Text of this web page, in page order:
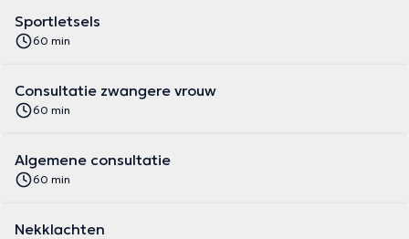
Sportletsels
60 min
Consultatie zwangere vrouw
60 min
Algemene consultatie
60 min
Nekklachten